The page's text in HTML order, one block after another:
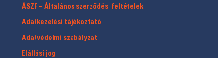
ÁSZF – Általános szerződési feltételek
Adatkezelési tájékoztató
Adatvédelmi szabályzat
Elállási jog